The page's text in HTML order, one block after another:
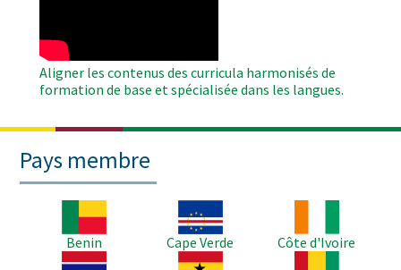
Aligner les contenus des curricula harmonisés de
formation de base et spécialisée dans les langues.
Pays membre
Benin
Image
Cape Verde
Côte d'Ivoire
Image
Image